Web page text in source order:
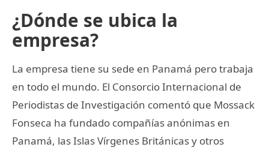
¿Dónde se ubica la
empresa?
La empresa tiene su sede en Panamá pero trabaja
en todo el mundo. El Consorcio Internacional de
Periodistas de Investigación comentó que Mossack
Fonseca ha fundado compañías anónimas en
Panamá, las Islas Vírgenes Británicas y otros